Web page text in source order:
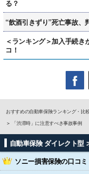
る？
“飲酒引きずり”死亡事故
＜ランキング＞加入手続き
コ！
おすすめの自動車保険ランキング・比
「渋滞時」に注意すべき事故事例
自動車保険 ダイレクト型
ソニー損害保険の口コ